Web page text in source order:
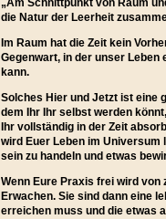
„Am Schnittpunkt von Raum
die Natur der Leerheit
Im Raum hat die Zeit kein
Gegenwart, in der unser Leben
kann.
Solches Hier und Jetzt ist eine
dem Ihr Ihr selbst werden
Ihr vollständig in der Zeit
wird Euer Leben im Universum
sein zu handeln und etwas
Wenn Eure Praxis frei wird von
Erwachen. Sie sind dann eine
erreichen muss und die etwas